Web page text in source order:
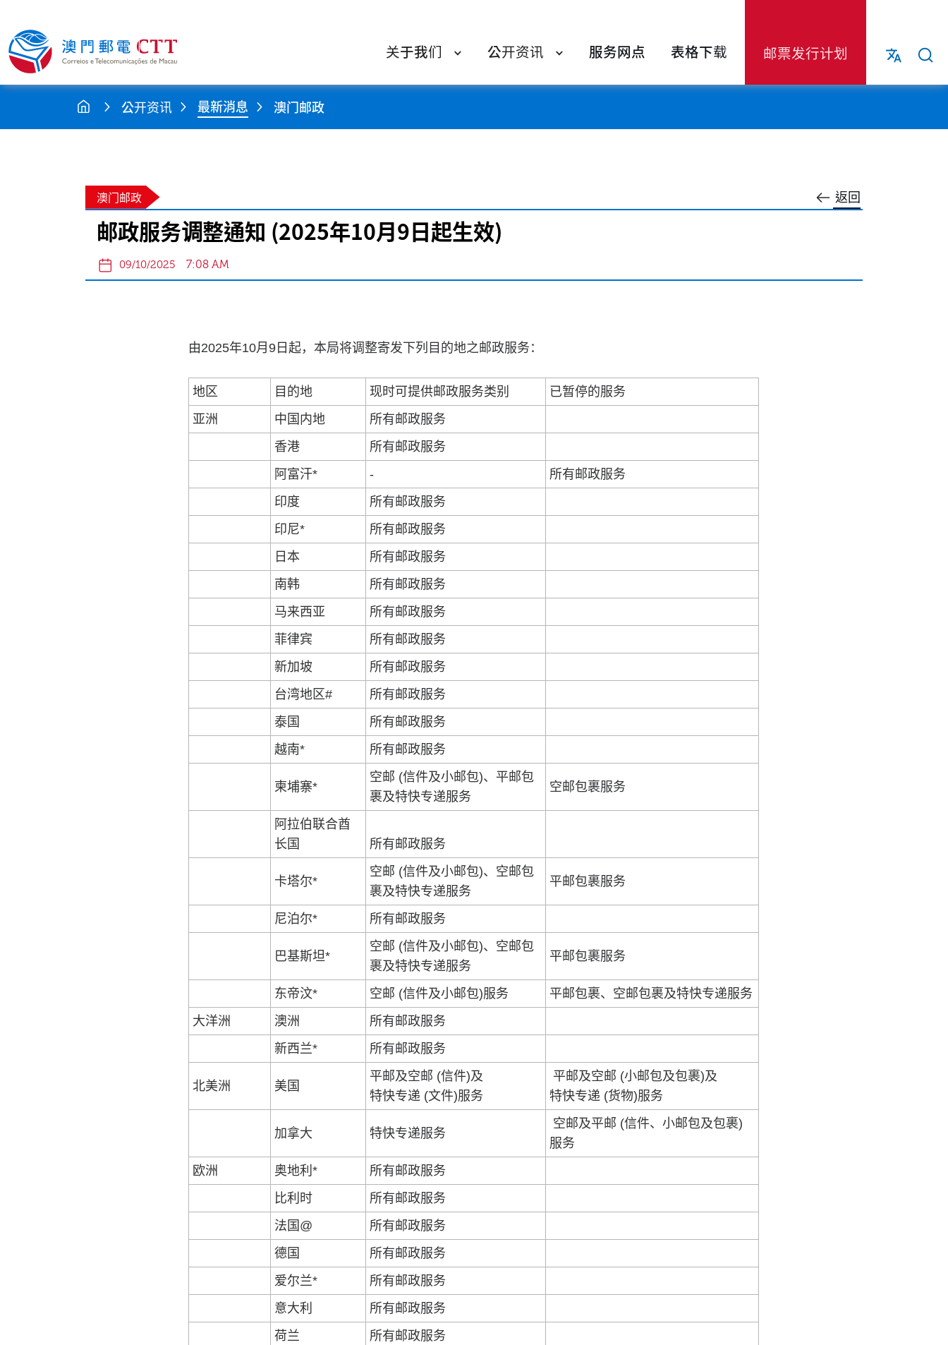
关于我们 公开资讯 服务网点 表格下载 邮票发行计划
公开资讯 最新消息 澳门邮政
返回
澳门邮政
邮政服务调整通知 (2025年10月9日起生效)
09/10/2025 7:08 AM
由2025年10月9日起，本局将调整寄发下列目的地之邮政服务：
地区 目的地 现时可提供邮政服务类别
已暂停的服务
亚洲
中国内地
所有邮政服务
香港
所有邮政服务
阿富汗*
-
所有邮政服务
印度
所有邮政服务
印尼*
所有邮政服务
日本
所有邮政服务
南韩
所有邮政服务
马来西亚
所有邮政服务
菲律宾
所有邮政服务
新加坡
所有邮政服务
台湾地区#
所有邮政服务
泰国
所有邮政服务
越南*
所有邮政服务
柬埔寨*
空邮 (信件及小邮包)、平邮包
裹及特快专递服务
空邮包裹服务
阿拉伯联合酋
长国
所有邮政服务
卡塔尔*
空邮 (信件及小邮包)、空邮包
裹及特快专递服务
平邮包裹服务
尼泊尔* 所有邮政服务
巴基斯坦*
空邮 (信件及小邮包)、空邮包
裹及特快专递服务
平邮包裹服务
东帝汶* 空邮 (信件及小邮包)服务
平邮包裹、空邮包裹及特快专递服务
大洋洲
澳洲
所有邮政服务
新西兰*
所有邮政服务
北美洲 美国
平邮及空邮 (信件)及
特快专递 (文件)服务
平邮及空邮 (小邮包及包裹)及
特快专递 (货物)服务
加拿大 特快专递服务
空邮及平邮 (信件、小邮包及包裹)
服务
欧洲
奥地利*
所有邮政服务
比利时
所有邮政服务
法国@
所有邮政服务
德国
所有邮政服务
爱尔兰*
所有邮政服务
意大利
所有邮政服务
荷兰
所有邮政服务